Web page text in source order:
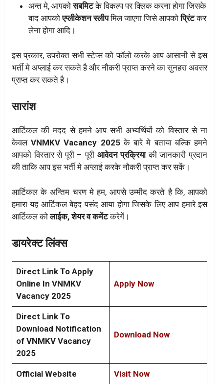
अन्त मे, आपकोसबमिटके विकल्प पर क्लिक करना होगा जिसके
बाद आपकोएप्लीकेशन स्लीपमिल जाएगा जिसे आपकोप्रिंटकर
लेना होगा आदि।
इस प्रकार, उपरोक्त सभी स्टेप्स को फॉलो करके आप आसानी से इस
भर्ती मे अप्लाई कर सकते है और नौकरी प्राप्त करने का सुनहरा अवसर
प्राप्त कर सकते है।
सारांश
आर्टिकल की मदद से हमने आप सभी अभ्यर्थियों को विस्तार से ना
केवलVNMKV Vacancy 2025के बारे मे बताया बल्कि हमने
आपको विस्तार से पूरी – पूरी आवेदन प्रक्रियाकी जानकारी प्रदान
की ताकि आप इस भर्ती मे अप्लाई करके नौकरी प्राप्त कर सकें।
आर्टिकल के अन्तिम चरण मे हम, आपसे उम्मीद करते है कि, आपको
हमारा यह आर्टिकल बेहद पसंद आया होगा जिसके लिए आप हमारे इस
आर्टिकल कोलाईक, शेयर व कमेंटकरेगें।
डायरेक्ट लिंक्स
Direct Link To Apply
Online In VNMKV
Vacancy 2025
Apply Now
Direct Link To
Download Notification
of VNMKV Vacancy
2025
Download Now
Official Website Visit Now